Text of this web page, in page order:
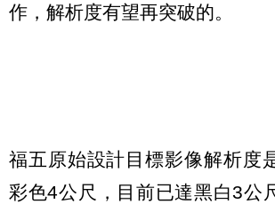
作，解析度有望再突破的。
福五原始設計目標影像解析度
彩色4公尺，目前已達黑白3公